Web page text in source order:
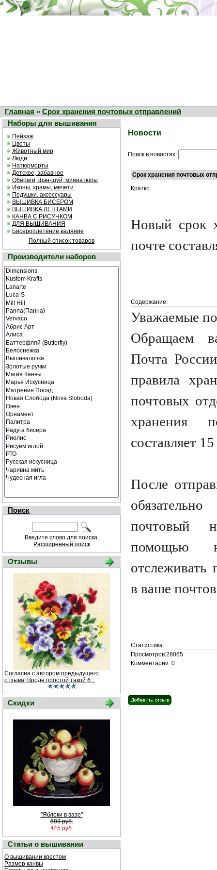
Главная » Срок хранения почтовых отправлений
Наборы для вышивания
Пейзаж
Цветы
Животный мир
Люди
Натюрморты
Детское, забавное
Обереги, фэн-шуй, миниатюры
Иконы, храмы, мечети
Подушки, аксессуары
ВЫШИВКА БИСЕРОМ
ВЫШИВКА ЛЕНТАМИ
КАНВА С РИСУНКОМ
ДЛЯ ВЫШИВАНИЯ
Бисероплетение,валяние
Полный список товаров
Производители наборов
Поиск
Введите слово для поиска.
Расширенный поиск
Отзывы
Согласна с автором предыдущего
отзыва! Вроде простой такой б ..
Скидки
"Яблоки в вазе"
593 руб.
445 руб.
Статьи о вышивании
О вышивании крестом
Размер канвы
Новости
Поиск в новостях:
Срок хранения почтовых
Кратко:
Новый срок
почте
Содержание:
Уважаемые
Обращаем
Почта
правила
почтовых
хранения
составляет
После
почтовый
помощью
отслеживать
в ваше
Статистика:
Просмотров:28065
Комментарии: 0